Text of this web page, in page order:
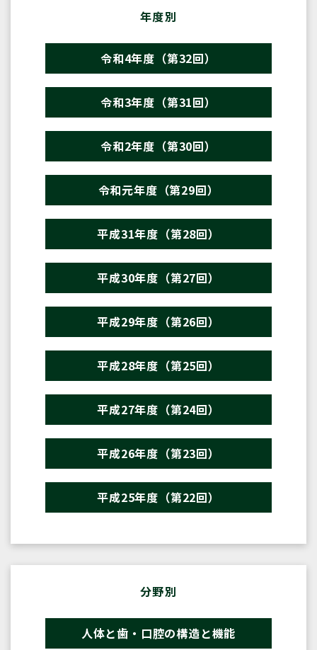
年度別
令和4年度（第32回）
令和3年度（第31回）
令和2年度（第30回）
令和元年度（第29回）
平成31年度（第28回）
平成30年度（第27回）
平成29年度（第26回）
平成28年度（第25回）
平成27年度（第24回）
平成26年度（第23回）
平成25年度（第22回）
分野別
人体と歯・口腔の構造と機能